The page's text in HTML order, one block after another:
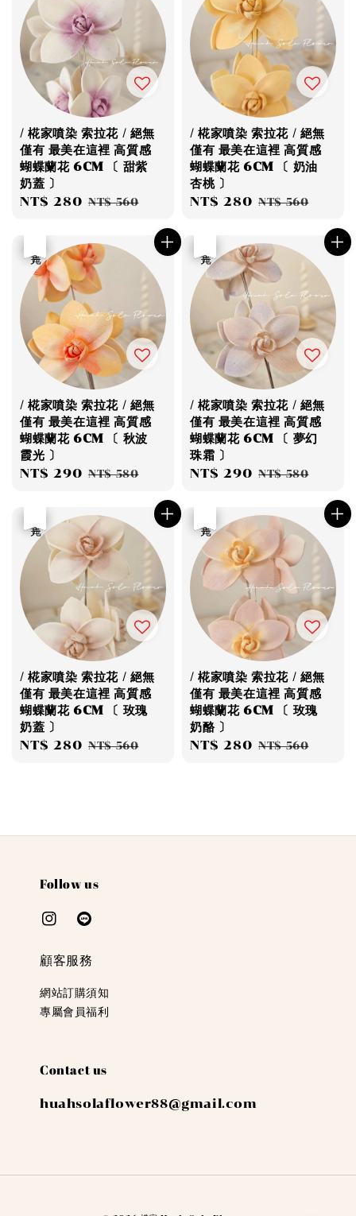
/ 椛家噴染 索拉花 / 絕無
僅有 最美在這裡 高質感
蝴蝶蘭花 6CM 〔 甜紫
奶蓋 〕
Sale
NT$ 280 Regular
NT$ 560
/ 椛家噴染 索拉花 / 絕無
僅有 最美在這裡 高質感
蝴蝶蘭花 6CM 〔 奶油
杏桃 〕
Sale
NT$ 280 Regular
NT$ 560
/ 椛家噴染 索拉花 / 絕無
僅有 最美在這裡 高質感
蝴蝶蘭花 6CM 〔 秋波
霞光 〕
Sale
NT$ 290 Regular
NT$ 580
/ 椛家噴染 索拉花 / 絕無
僅有 最美在這裡 高質感
蝴蝶蘭花 6CM 〔 夢幻
珠霜 〕
Sale
NT$ 290 Regular
NT$ 580
/ 椛家噴染 索拉花 / 絕無
僅有 最美在這裡 高質感
蝴蝶蘭花 6CM 〔 玫瑰
奶蓋 〕
Sale
NT$ 280 Regular
NT$ 560
/ 椛家噴染 索拉花 / 絕無
僅有 最美在這裡 高質感
蝴蝶蘭花 6CM 〔 玫瑰
奶酪 〕
Sale
NT$ 280 Regular
NT$ 560
Follow us
顧客服務
網站訂購須知
專屬會員福利
Contact us
huahsolaflower88@gmail.com